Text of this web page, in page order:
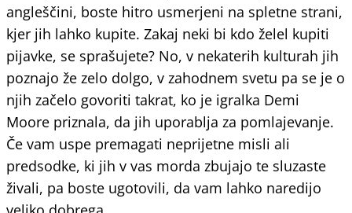
angleščini, boste hitro usmerjeni na spletne strani,
kjer jih lahko kupite. Zakaj neki bi kdo želel kupiti
pijavke, se sprašujete? No, v nekaterih kulturah jih
poznajo že zelo dolgo, v zahodnem svetu pa se je o
njih začelo govoriti takrat, ko je igralka Demi
Moore priznala, da jih uporablja za pomlajevanje.
Če vam uspe premagati neprijetne misli ali
predsodke, ki jih v vas morda zbujajo te sluzaste
živali, pa boste ugotovili, da vam lahko naredijo